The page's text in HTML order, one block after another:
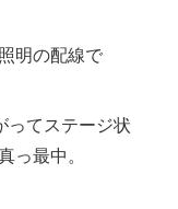
明の配線で
ってステージ状
っ最中。